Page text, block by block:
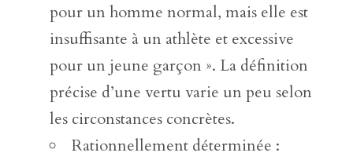
pour un homme normal, mais elle est
insuffisante à un athlète et excessive
pour un jeune garçon ». La définition
précise d’une vertu varie un peu selon
les circonstances concrètes.
Rationnellement déterminée :